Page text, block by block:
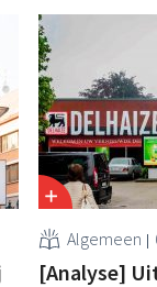
faillissement is
Algemeen
[Analyse]